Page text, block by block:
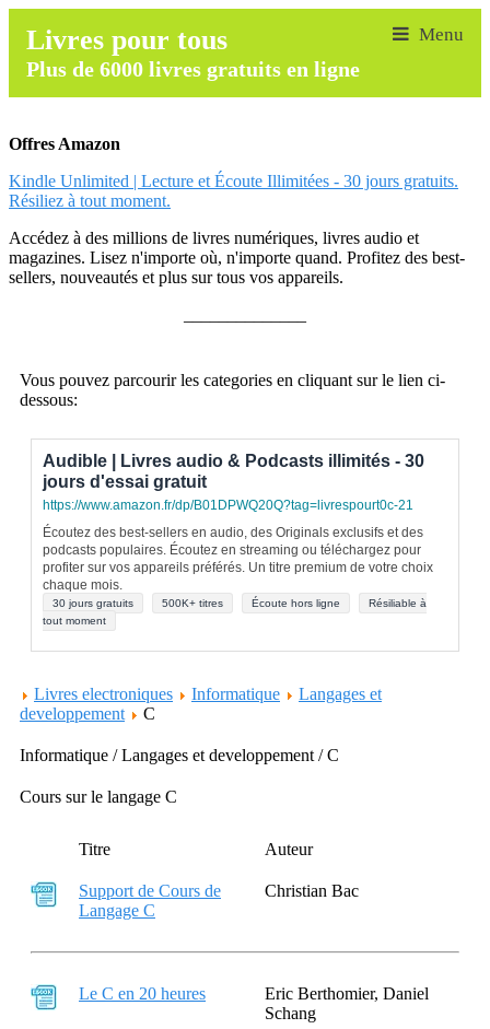
Livres pour tous
Plus de 6000 livres gratuits en ligne
Offres Amazon
Kindle Unlimited | Lecture et Écoute Illimitées - 30 jours gratuits.
Résiliez à tout moment.
Accédez à des millions de livres numériques, livres audio et
magazines. Lisez n'importe où, n'importe quand. Profitez des best-
sellers, nouveautés et plus sur tous vos appareils.
Vous pouvez parcourir les categories en cliquant sur le lien ci-
dessous:
Audible | Livres audio & Podcasts illimités - 30
jours d'essai gratuit
https://www.amazon.fr/dp/B01DPWQ20Q?tag=livrespourt0c-21
Écoutez des best-sellers en audio, des Originals exclusifs et des
podcasts populaires. Écoutez en streaming ou téléchargez pour
profiter sur vos appareils préférés. Un titre premium de votre choix
chaque mois.
30 jours gratuits 500K+ titres Écoute hors ligne
Résiliable à
tout moment
Livres electroniques Informatique
Langages et
developpement
C
Informatique / Langages et developpement / C
Cours sur le langage C
Titre Auteur
Support de Cours de
Langage C
Christian Bac
Le C en 20 heures
Eric Berthomier, Daniel
Schang